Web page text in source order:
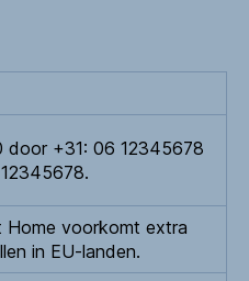
door +31: 06 12345678
Home voorkomt extra
in EU-landen.